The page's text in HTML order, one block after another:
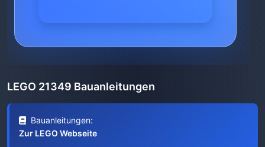
LEGO 21349 Bauanleitungen
Bauanleitungen:
Zur LEGO Webseite